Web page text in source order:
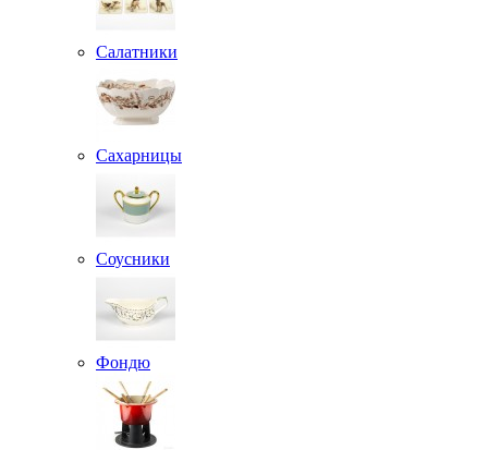
Салатники
Сахарницы
Соусники
Фондю